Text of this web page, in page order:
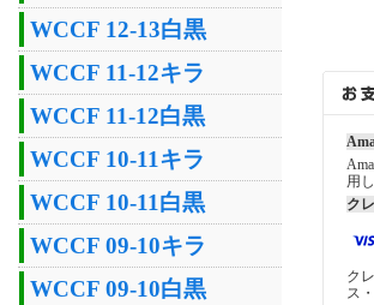
WCCF 12-13白黒
WCCF 11-12キラ
WCCF 11-12白黒
WCCF 10-11キラ
WCCF 10-11白黒
WCCF 09-10キラ
WCCF 09-10白黒
用
ク
ク
ス